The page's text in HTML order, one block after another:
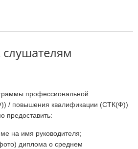
профессиональной
/ повышения квалификации (СТК(Ф))
предоставить:
на имя руководителя;
диплома о среднем